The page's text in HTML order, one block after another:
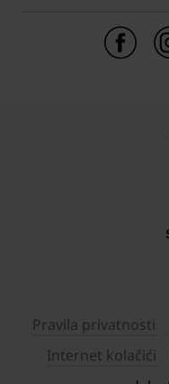
Pravila privatnosti
Internet kolačići